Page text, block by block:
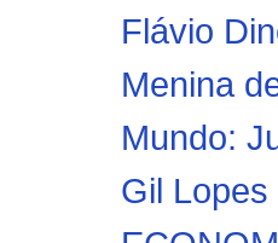
Flávio
Menina
Mundo:
Gil